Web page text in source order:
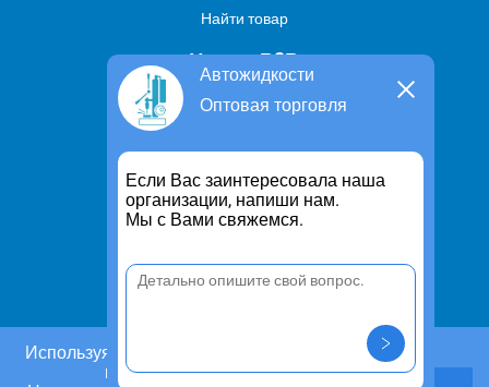
Автожидкости
Оптовая торговля
Если Вас заинтересовала наша
организации, напиши нам.
Мы с Вами свяжемся.
Используя этот сайт, Вы даете согласие на
использование cookies.
Найти товар
Услуги В2В
Найти услугу
Предложить свою услугу
Дропшиппинг
Транспортные услуги
Информация
Политика конфиденциальности
Контакты